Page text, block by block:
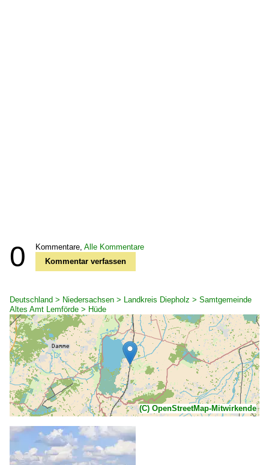
0 Kommentare, Alle Kommentare
Kommentar verfassen
Deutschland > Niedersachsen > Landkreis Diepholz > Samtgemeinde
Altes Amt Lemförde > Hüde
(C) OpenStreetMap-Mitwirkende